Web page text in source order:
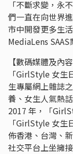
「不斷求變，永
們一直在向世界
市中開發更多生
MediaLens
【數碼媒體及內
「GirlStyle 女生
生專屬網上雜誌
養、女生人氣熱
2017 年，「
「GirlStyle 女
佈香港、台灣、
社交平台上坐擁